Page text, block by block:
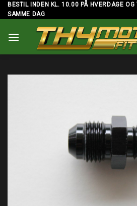
Skip
to
BESTIL INDEN KL. 10.00 PÅ HVERDAGE
SAMME DAG